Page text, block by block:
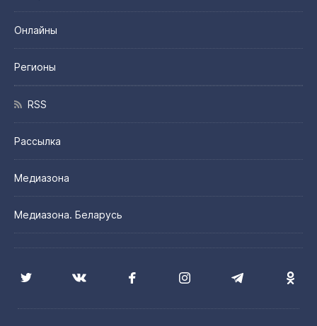
Онлайны
Регионы
RSS
Рассылка
Медиазона
Медиазона. Беларусь